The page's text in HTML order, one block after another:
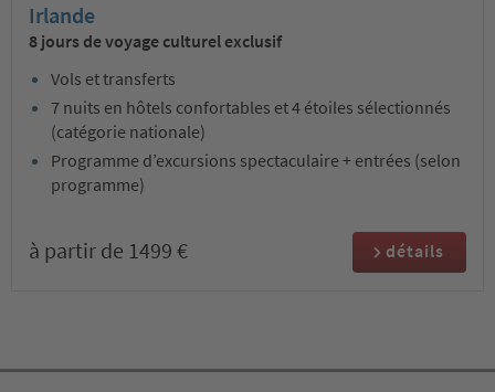
Irlande
8 jours de voyage culturel exclusif
Vols et transferts
7 nuits en hôtels confortables et 4 étoiles sélectionnés
(catégorie nationale)
Programme d’excursions spectaculaire + entrées (selon
programme)
à partir de 1499 € détails